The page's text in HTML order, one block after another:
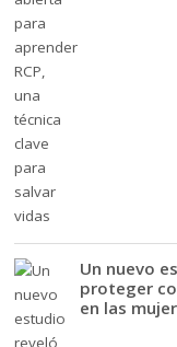
Un nuevo
proteger
en las